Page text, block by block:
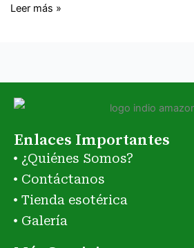
Leer más »
Enlaces Importantes
¿Quiénes Somos?
Contáctanos
Tienda esotérica
Galería